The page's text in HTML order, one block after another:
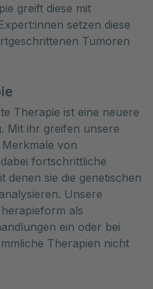
greift diese mit
setzen diese
Tumoren
Therapie ist eine neuere
Mit ihr greifen unsere
von
fortschrittliche
denen sie die genetischen
Unsere
als
ein oder bei
Therapien nicht